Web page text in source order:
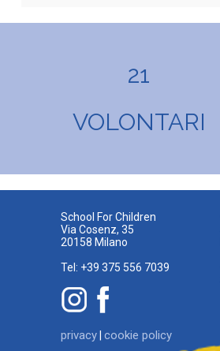
21
VOLONTARI
School For Children
Via Cosenz, 35
20158 Milano
Tel: +39 375 556 7039
privacy| cookie policy